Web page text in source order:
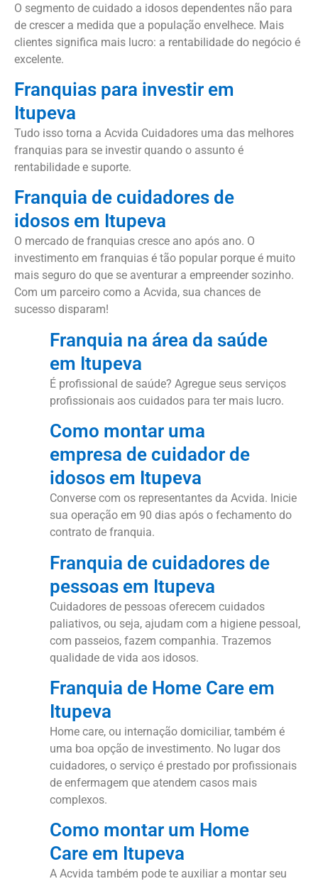
O segmento de cuidado a idosos dependentes não para
de crescer a medida que a população envelhece. Mais
clientes significa mais lucro: a rentabilidade do negócio é
excelente.
Franquias para investir em
Itupeva
Tudo isso torna a Acvida Cuidadores uma das melhores
franquias para se investir quando o assunto é
rentabilidade e suporte.
Franquia de cuidadores de
idosos em Itupeva
O mercado de franquias cresce ano após ano. O
investimento em franquias é tão popular porque é muito
mais seguro do que se aventurar a empreender sozinho.
Com um parceiro como a Acvida, sua chances de
sucesso disparam!
Franquia na área da saúde
em Itupeva
É profissional de saúde? Agregue seus serviços
profissionais aos cuidados para ter mais lucro.
Como montar uma
empresa de cuidador de
idosos em Itupeva
Converse com os representantes da Acvida. Inicie
sua operação em 90 dias após o fechamento do
contrato de franquia.
Franquia de cuidadores de
pessoas em Itupeva
Cuidadores de pessoas oferecem cuidados
paliativos, ou seja, ajudam com a higiene pessoal,
com passeios, fazem companhia. Trazemos
qualidade de vida aos idosos.
Franquia de Home Care em
Itupeva
Home care, ou internação domiciliar, também é
uma boa opção de investimento. No lugar dos
cuidadores, o serviço é prestado por profissionais
de enfermagem que atendem casos mais
complexos.
Como montar um Home
Care em Itupeva
A Acvida também pode te auxiliar a montar seu